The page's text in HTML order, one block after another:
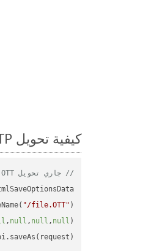
كيفية تحويل OTT to OTP على Java: مثال للتعليمات البرمجية خطوة بخطوة
// جاري تحويل OTT إلى HTML
"/file.OTT"
, null , null , null